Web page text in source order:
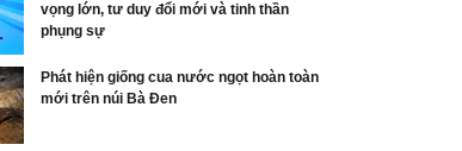
vọng lớn, tư duy đổi mới và tinh thần
phụng sự
Phát hiện giống cua nước ngọt hoàn toàn
mới trên núi Bà Đen